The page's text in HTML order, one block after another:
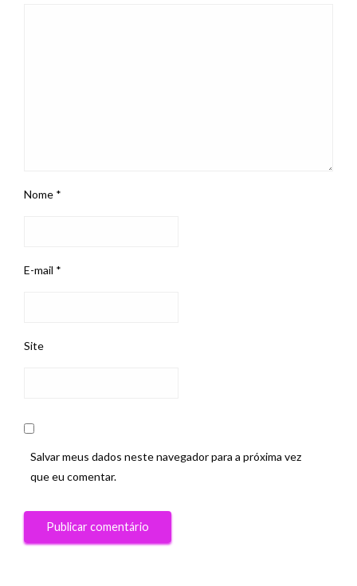
Nome *
E-mail *
Site
Salvar meus dados neste navegador para a próxima vez
que eu comentar.